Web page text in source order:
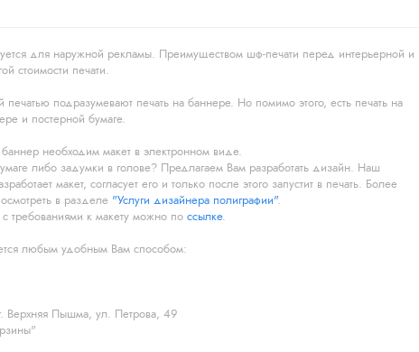
для наружной рекламы. Преимуществом шф-печати перед интерьерной и
стоимости печати.
подразумевают печать на баннере. Но помимо этого, есть печать на
и постерной бумаге.
баннер необходим макет в электронном виде.
либо задумки в голове? Предлагаем Вам разработать дизайн. Наш
макет, согласует его и только после этого запустит в печать. Более
в разделе "Услуги дизайнера полиграфии".
с требованиями к макету можно по ссылке.
любым удобным Вам способом:
Верхняя Пышма, ул. Петрова, 49